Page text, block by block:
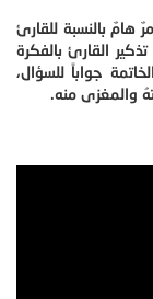
هامٌ بالنسبة للقارئ
القارئ بالفكرة
جواباً للسؤال،
والمغزى منه.